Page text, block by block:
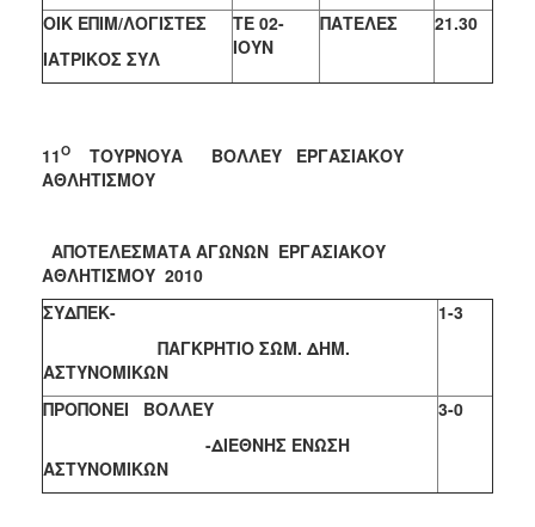
OIK EΠΙΜ/ΛΟΓΙΣΤΕΣ
ΙΑΤΡΙΚΟΣ ΣΥΛ
ΤΕ 02-
ΙΟΥΝ
ΠΑΤΕΛΕΣ 21.30
11Ο ΤΟΥΡΝΟΥΑ ΒΟΛΛΕΥ ΕΡΓΑΣΙΑΚΟΥ
ΑΘΛΗΤΙΣΜΟΥ
ΑΠΟΤΕΛΕΣΜΑΤΑ ΑΓΩΝΩΝ ΕΡΓΑΣΙΑΚΟΥ
ΑΘΛΗΤΙΣΜΟΥ 2010
ΣΥΔΠΕΚ-
ΠΑΓΚΡΗΤΙΟ ΣΩΜ. ΔΗΜ.
ΑΣΤΥΝΟΜΙΚΩΝ
1-3
ΠΡΟΠΟΝΕΙ ΒΟΛΛΕΥ
-ΔΙΕΘΝΗΣ ΕΝΩΣΗ
ΑΣΤΥΝΟΜΙΚΩΝ
3-0